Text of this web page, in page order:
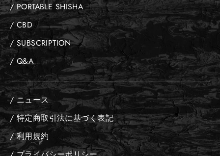
/ PORTABLE SHISHA
/ CBD
/ SUBSCRIPTION
/ Q&A
/ ニュース
/ 特定商取引法に基づく表記
/ 利用規約